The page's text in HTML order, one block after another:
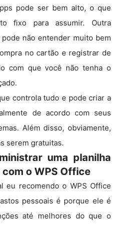
pode ser bem alto, o que
fixo para assumir. Outra
não entender muito bem
no cartão e registrar de
com que você não tenha o
controla tudo e pode criar a
de acordo com seus
Além disso, obviamente,
serem gratuitas.
uma planilha
o WPS Office
eu recomendo o WPS Office
pessoais é porque ele é
até melhores do que o